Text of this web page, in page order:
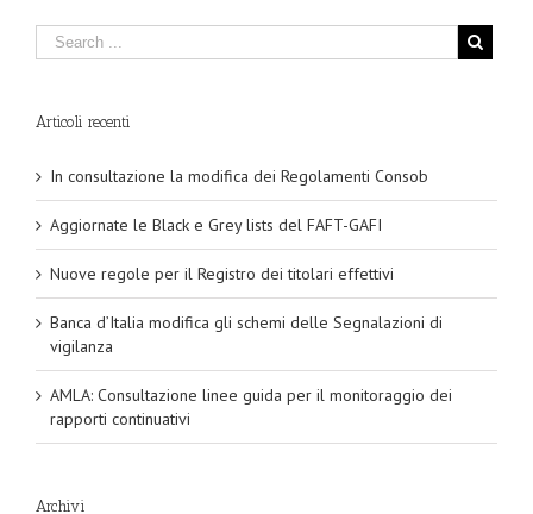
Articoli recenti
In consultazione la modifica dei Regolamenti Consob
Aggiornate le Black e Grey lists del FAFT-GAFI
Nuove regole per il Registro dei titolari effettivi
Banca d’Italia modifica gli schemi delle Segnalazioni di
vigilanza
AMLA: Consultazione linee guida per il monitoraggio dei
rapporti continuativi
Archivi